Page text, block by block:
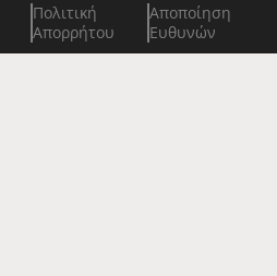
Πολιτική
Απορρήτου
Αποποίηση
Ευθυνών